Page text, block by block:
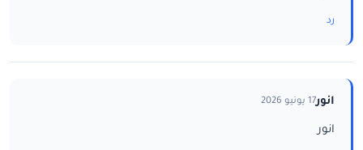
رد
انور17 يونيو 2026
انور